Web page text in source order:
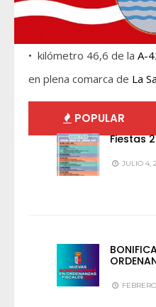
• kilómetro 46,6 de la A-
en plena comarca de La
POPULAR
Fiestas
JULIO 4,